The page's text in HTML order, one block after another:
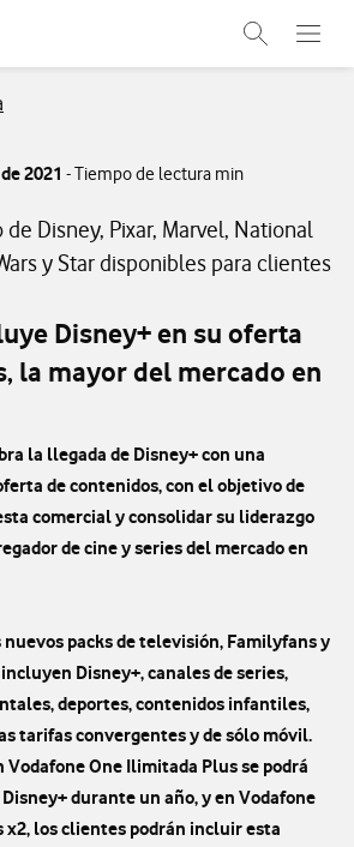
vodafone.es
Abrir
Menu
Abre
2021 - Tiempo de lectura min
Disney, Pixar, Marvel, National
y Star disponibles para clientes
Disney+ en su oferta
la mayor del mercado en
la llegada de Disney+ con una
de contenidos, con el objetivo de
comercial y consolidar su liderazgo
de cine y series del mercado en
nuevos packs de televisión, Familyfans y
Disney+, canales de series,
deportes, contenidos infantiles,
tarifas convergentes y de sólo móvil.
Vodafone One Ilimitada Plus se podrá
durante un año, y en Vodafone
los clientes podrán incluir esta